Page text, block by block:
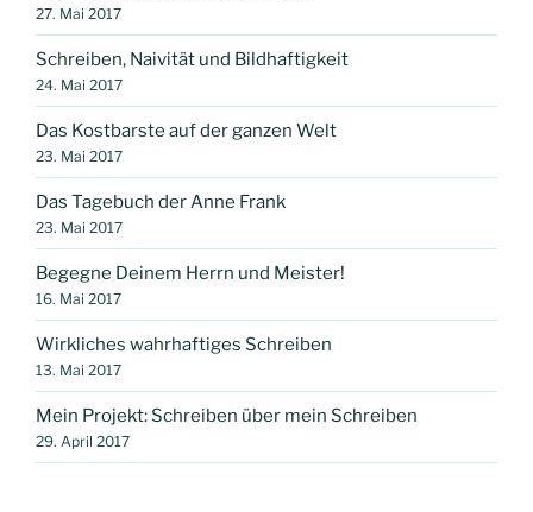
27. Mai 2017
Schreiben, Naivität und Bildhaftigkeit
24. Mai 2017
Das Kostbarste auf der ganzen Welt
23. Mai 2017
Das Tagebuch der Anne Frank
23. Mai 2017
Begegne Deinem Herrn und Meister!
16. Mai 2017
Wirkliches wahrhaftiges Schreiben
13. Mai 2017
Mein Projekt: Schreiben über mein Schreiben
29. April 2017